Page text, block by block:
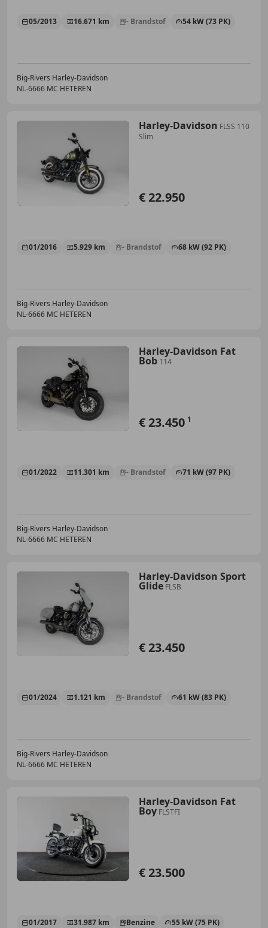
05/2013 16.671 km - Brandstof 54 kW (73 PK)
Big-Rivers Harley-Davidson
NL-6666 MC HETEREN
Harley-Davidson FLSS 110
Slim
€ 22.950
01/2016 5.929 km - Brandstof 68 kW (92 PK)
Big-Rivers Harley-Davidson
NL-6666 MC HETEREN
Harley-Davidson Fat
Bob 114
€ 23.450 1
01/2022 11.301 km - Brandstof 71 kW (97 PK)
Big-Rivers Harley-Davidson
NL-6666 MC HETEREN
Harley-Davidson Sport
Glide FLSB
€ 23.450
01/2024 1.121 km - Brandstof 61 kW (83 PK)
Big-Rivers Harley-Davidson
NL-6666 MC HETEREN
Harley-Davidson Fat
Boy FLSTFI
€ 23.500
01/2017 31.987 km Benzine 55 kW (75 PK)